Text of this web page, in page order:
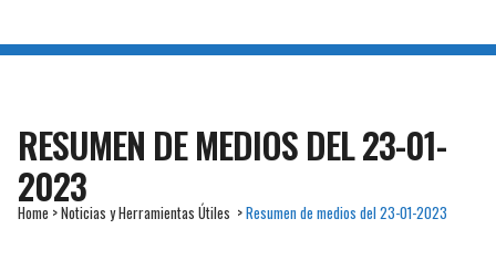
RESUMEN DE MEDIOS DEL 23-01-
2023
Home >Noticias y Herramientas Útiles >Resumen de medios del 23-01-2023